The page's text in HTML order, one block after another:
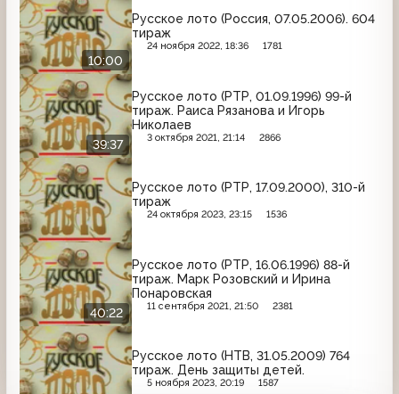
10:00
Русское лото (Россия, 07.05.2006). 604
тираж
24 ноября 2022, 18:36 1781
39:37
Русское лото (РТР, 01.09.1996) 99-й
тираж. Раиса Рязанова и Игорь
Николаев
3 октября 2021, 21:14 2866
Русское лото (РТР, 17.09.2000), 310-й
тираж
24 октября 2023, 23:15 1536
40:22
Русское лото (РТР, 16.06.1996) 88-й
тираж. Марк Розовский и Ирина
Понаровская
11 сентября 2021, 21:50 2381
Русское лото (НТВ, 31.05.2009) 764
тираж. День защиты детей.
5 ноября 2023, 20:19 1587